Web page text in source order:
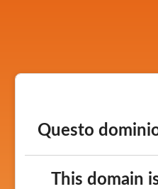
Questo
This domain